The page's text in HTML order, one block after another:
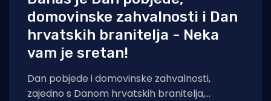
domovinske zahvalnosti i Dan
hrvatskih branitelja - Neka
vam je sretan!
Dan pobjede i domovinske zahvalnosti,
zajedno s Danom hrvatskih branitelja,